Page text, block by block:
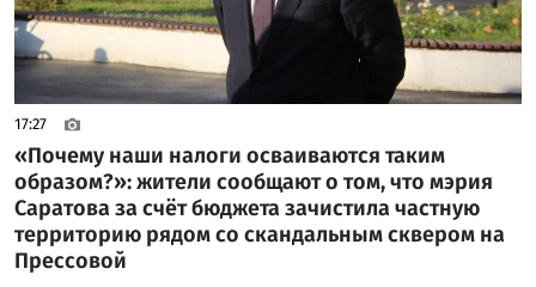
17:27
«Почему наши налоги осваиваются таким
образом?»: жители сообщают о том, что мэрия
Саратова за счёт бюджета зачистила частную
территорию рядом со скандальным сквером на
Прессовой